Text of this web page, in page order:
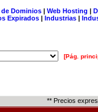
Dominios| Web Hosting |
Expirados | Industrias |
[Pág.
** Precios